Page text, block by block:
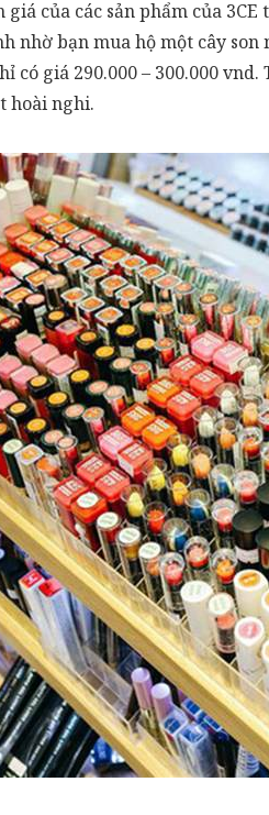
của các sản phẩm của
nhờ bạn mua hộ một cây
giá 290.000 – 300.000
hoài nghi.